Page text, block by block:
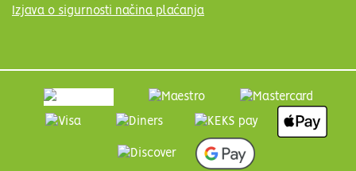
Izjava o sigurnosti načina plaćanja